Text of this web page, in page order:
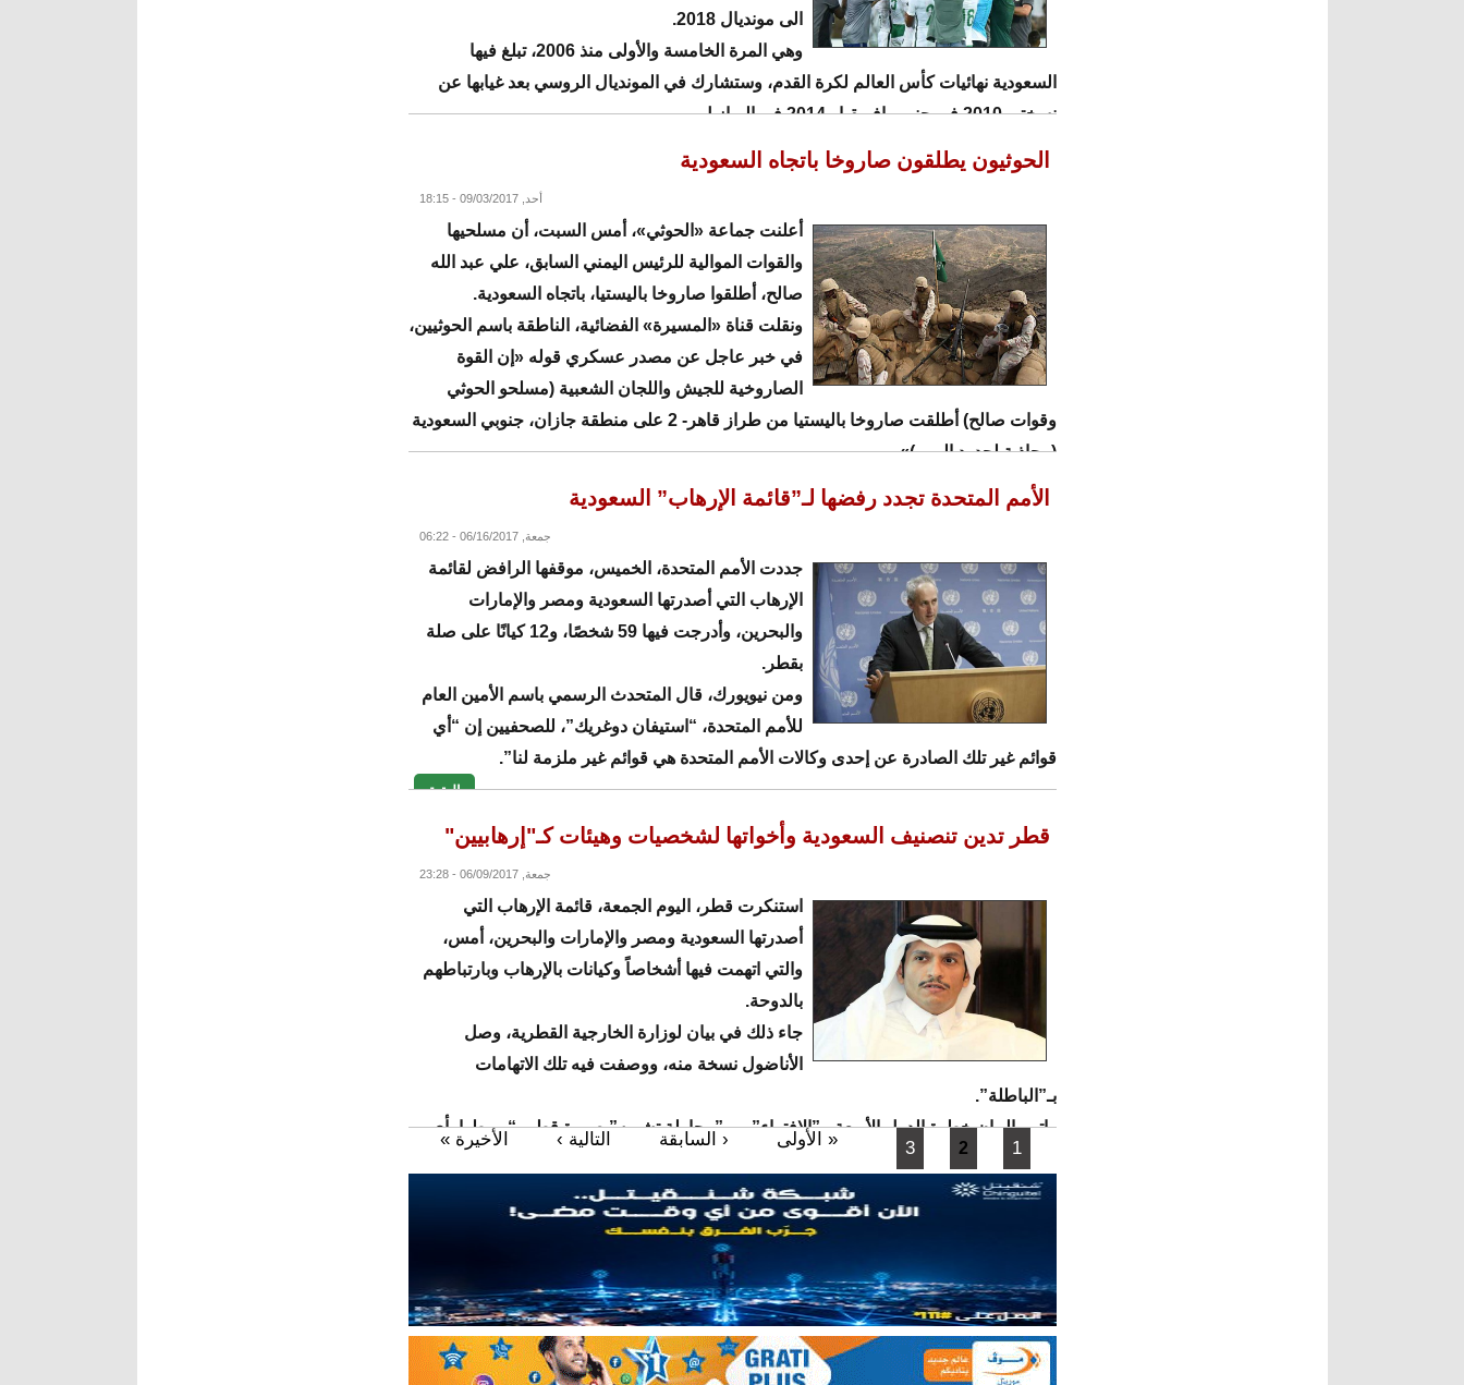
الى مونديال 2018.
وهي المرة الخامسة والأولى منذ 2006، تبلغ فيها
السعودية نهائيات كأس العالم لكرة القدم، وستشارك في المونديال الروسي بعد غيابها عن
نسختي 2010 في جنوب افريقيا و2014 في البرازيل.
الحوثيون يطلقون صاروخا باتجاه السعودية
أحد, 09/03/2017 - 18:15
أعلنت جماعة «الحوثي»، أمس السبت، أن مسلحيها
والقوات الموالية للرئيس اليمني السابق، علي عبد الله
صالح، أطلقوا صاروخا باليستيا، باتجاه السعودية.
ونقلت قناة «المسيرة» الفضائية، الناطقة باسم الحوثيين،
في خبر عاجل عن مصدر عسكري قوله «إن القوة
الصاروخية للجيش واللجان الشعبية (مسلحو الحوثي
وقوات صالح) أطلقت صاروخا باليستيا من طراز قاهر- 2 على منطقة جازان، جنوبي السعودية
(محاذية لحدود اليمن)».
الأمم المتحدة تجدد رفضها لـ”قائمة الإرهاب” السعودية
جمعة, 06/16/2017 - 06:22
جددت الأمم المتحدة، الخميس، موقفها الرافض لقائمة
الإرهاب التي أصدرتها السعودية ومصر والإمارات
والبحرين، وأدرجت فيها 59 شخصًا، و12 كيانًا على صلة
بقطر.
ومن نيويورك، قال المتحدث الرسمي باسم الأمين العام
للأمم المتحدة، “استيفان دوغريك”، للصحفيين إن “أي
قوائم غير تلك الصادرة عن إحدى وكالات الأمم المتحدة هي قوائم غير ملزمة لنا”.
البقية
قطر تدين تنصنيف السعودية وأخواتها لشخصيات وهيئات كـ"إرهابيين"
جمعة, 06/09/2017 - 23:28
استنكرت قطر، اليوم الجمعة، قائمة الإرهاب التي
أصدرتها السعودية ومصر والإمارات والبحرين، أمس،
والتي اتهمت فيها أشخاصاً وكيانات بالإرهاب وبارتباطهم
بالدوحة.
جاء ذلك في بيان لوزارة الخارجية القطرية، وصل
الأناضول نسخة منه، ووصفت فيه تلك الاتهامات
بـ”الباطلة”.
واتهم البيان خطوة الدول الأربعة بـ”الافتراء”، وبـ”محاولة تشويه” صورة قطر، “وربطها بأي
شكل من الأشكال بدعم الإرهاب”.
الصفحات « الأولى ‹ السابقة 1
2
3 التالية › الأخيرة »